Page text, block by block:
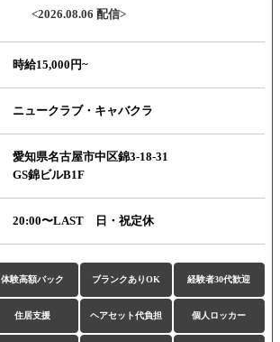
<2026.08.06 配信>
時給15,000円~
ニュークラブ・キャバクラ
愛知県名古屋市中区錦3-18-31
GS錦ビルB1F
20:00〜LAST 日・祝定休
体験高額バック ブランクありOK 経験者30代歓迎
住居支援 ヘアセット代負担 個人ロッカー